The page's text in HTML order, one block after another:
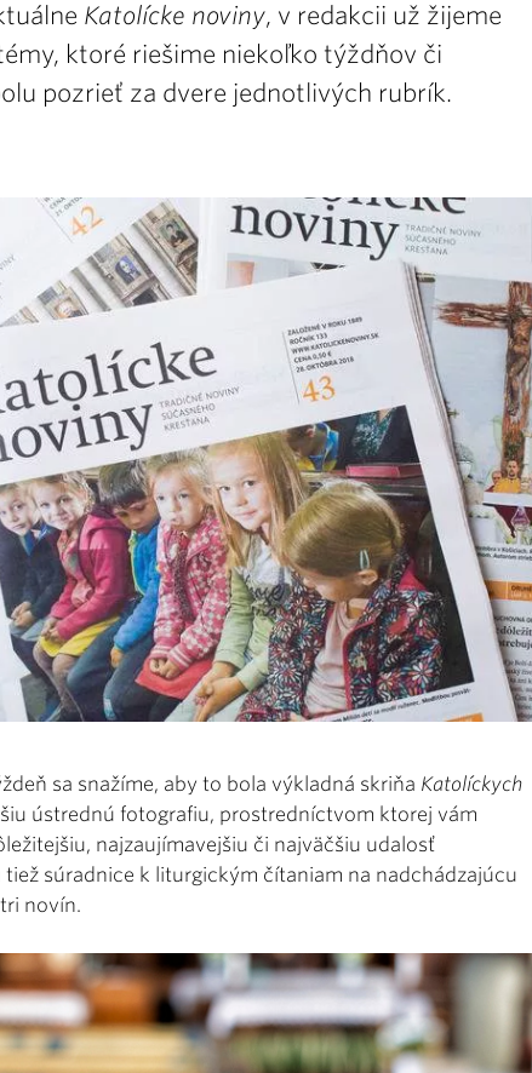
Katolícke noviny, v redakcii už žijeme
ktoré riešime niekoľko týždňov či
pozrieť za dvere jednotlivých rubrík.
sa snažíme, aby to bola výkladná skriňa Katolíckych
ústrednú fotografiu, prostredníctvom ktorej vám
najzaujímavejšiu či najväčšiu udalosť
súradnice k liturgickým čítaniam na nadchádzajúcu
novín.